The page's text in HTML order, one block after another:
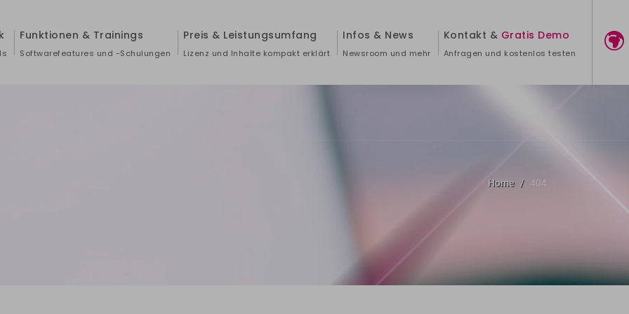
Funktionen & Trainings
Softwarefeatures und -Schulungen
Preis & Leistungsumfang
Lizenz und Inhalte kompakt erklärt
Infos & News
Newsroom und mehr
Kontakt & Gratis Demo
Anfragen und kostenlos testen
Home 404